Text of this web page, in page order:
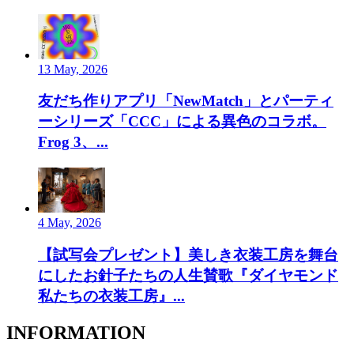
13 May, 2026
友だち作りアプリ「NewMatch」とパーティ
ーシリーズ「CCC」による異色のコラボ。
Frog 3、...
4 May, 2026
【試写会プレゼント】美しき衣装工房を舞台
にしたお針子たちの人生賛歌『ダイヤモンド
私たちの衣装工房』...
INFORMATION